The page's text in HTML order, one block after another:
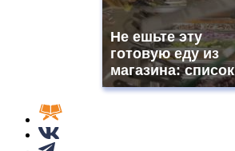
Не ешьте эту
готовую еду из
магазина: список